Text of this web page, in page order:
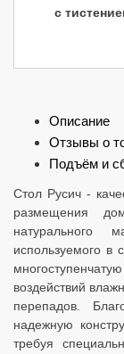
с
Описание
Отзывы о
Подъём и
Стол Русич -
размещения
натурального
используемого в
воздействий
перепадов.
надежную
требуя